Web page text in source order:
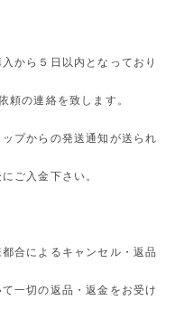
から５日以内となっており
頼の連絡を致します。
プからの発送通知が送られ
ご入金下さい。
合によるキャンセル・返品
一切の返品・返金をお受け